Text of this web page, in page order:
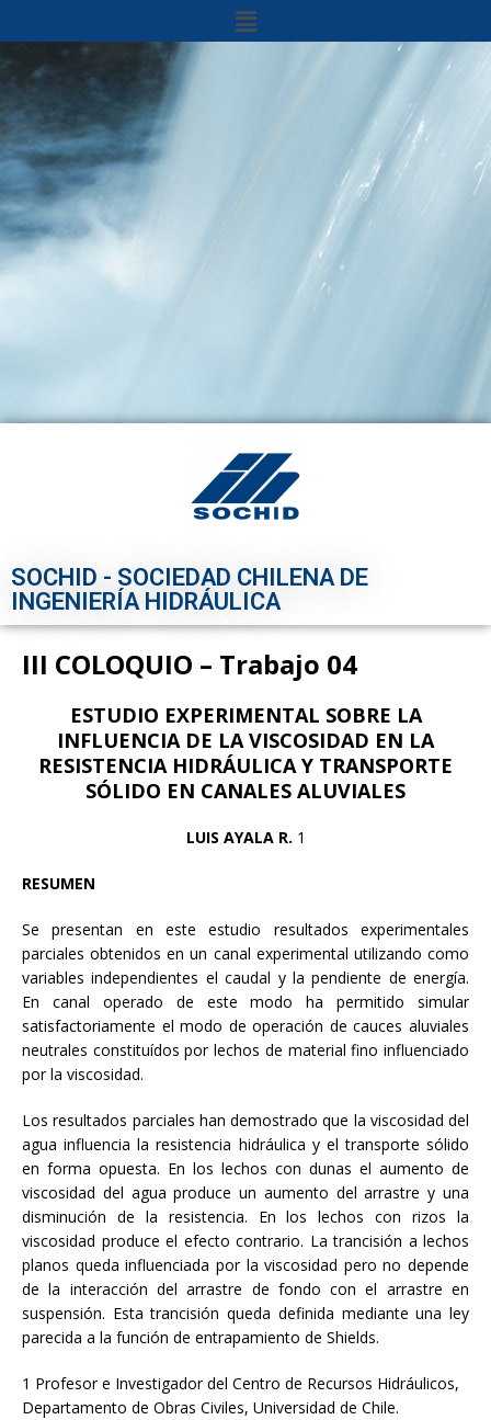
SOCHID - SOCIEDAD CHILENA DE
INGENIERÍA HIDRÁULICA
III COLOQUIO – Trabajo 04
ESTUDIO EXPERIMENTAL SOBRE LA
INFLUENCIA DE LA VISCOSIDAD EN LA
RESISTENCIA HIDRÁULICA Y TRANSPORTE
SÓLIDO EN CANALES ALUVIALES
LUIS AYALA R. 1
RESUMEN
Se presentan en este estudio resultados experimentales
parciales obtenidos en un canal experimental utilizando como
variables independientes el caudal y la pendiente de energía.
En canal operado de este modo ha permitido simular
satisfactoriamente el modo de operación de cauces aluviales
neutrales constituídos por lechos de material fino influenciado
por la viscosidad.
Los resultados parciales han demostrado que la viscosidad del
agua influencia la resistencia hidráulica y el transporte sólido
en forma opuesta. En los lechos con dunas el aumento de
viscosidad del agua produce un aumento del arrastre y una
disminución de la resistencia. En los lechos con rizos la
viscosidad produce el efecto contrario. La trancisión a lechos
planos queda influenciada por la viscosidad pero no depende
de la interacción del arrastre de fondo con el arrastre en
suspensión. Esta trancisión queda definida mediante una ley
parecida a la función de entrapamiento de Shields.
1 Profesor e Investigador del Centro de Recursos Hidráulicos,
Departamento de Obras Civiles, Universidad de Chile.